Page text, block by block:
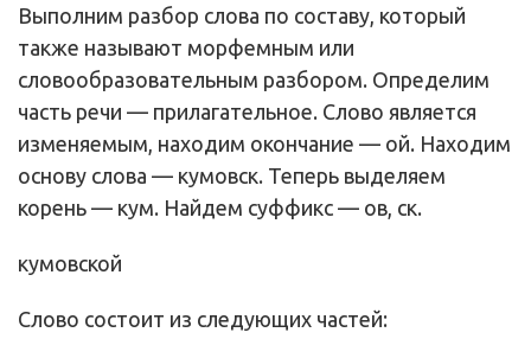
Выполним разбор слова по составу, который
также называют морфемным или
словообразовательным разбором. Определим
часть речи — прилагательное. Слово является
изменяемым, находим окончание — ой. Находим
основу слова — кумовск. Теперь выделяем
корень — кум. Найдем суффикс — ов, ск.
кумовской
Слово состоит из следующих частей: